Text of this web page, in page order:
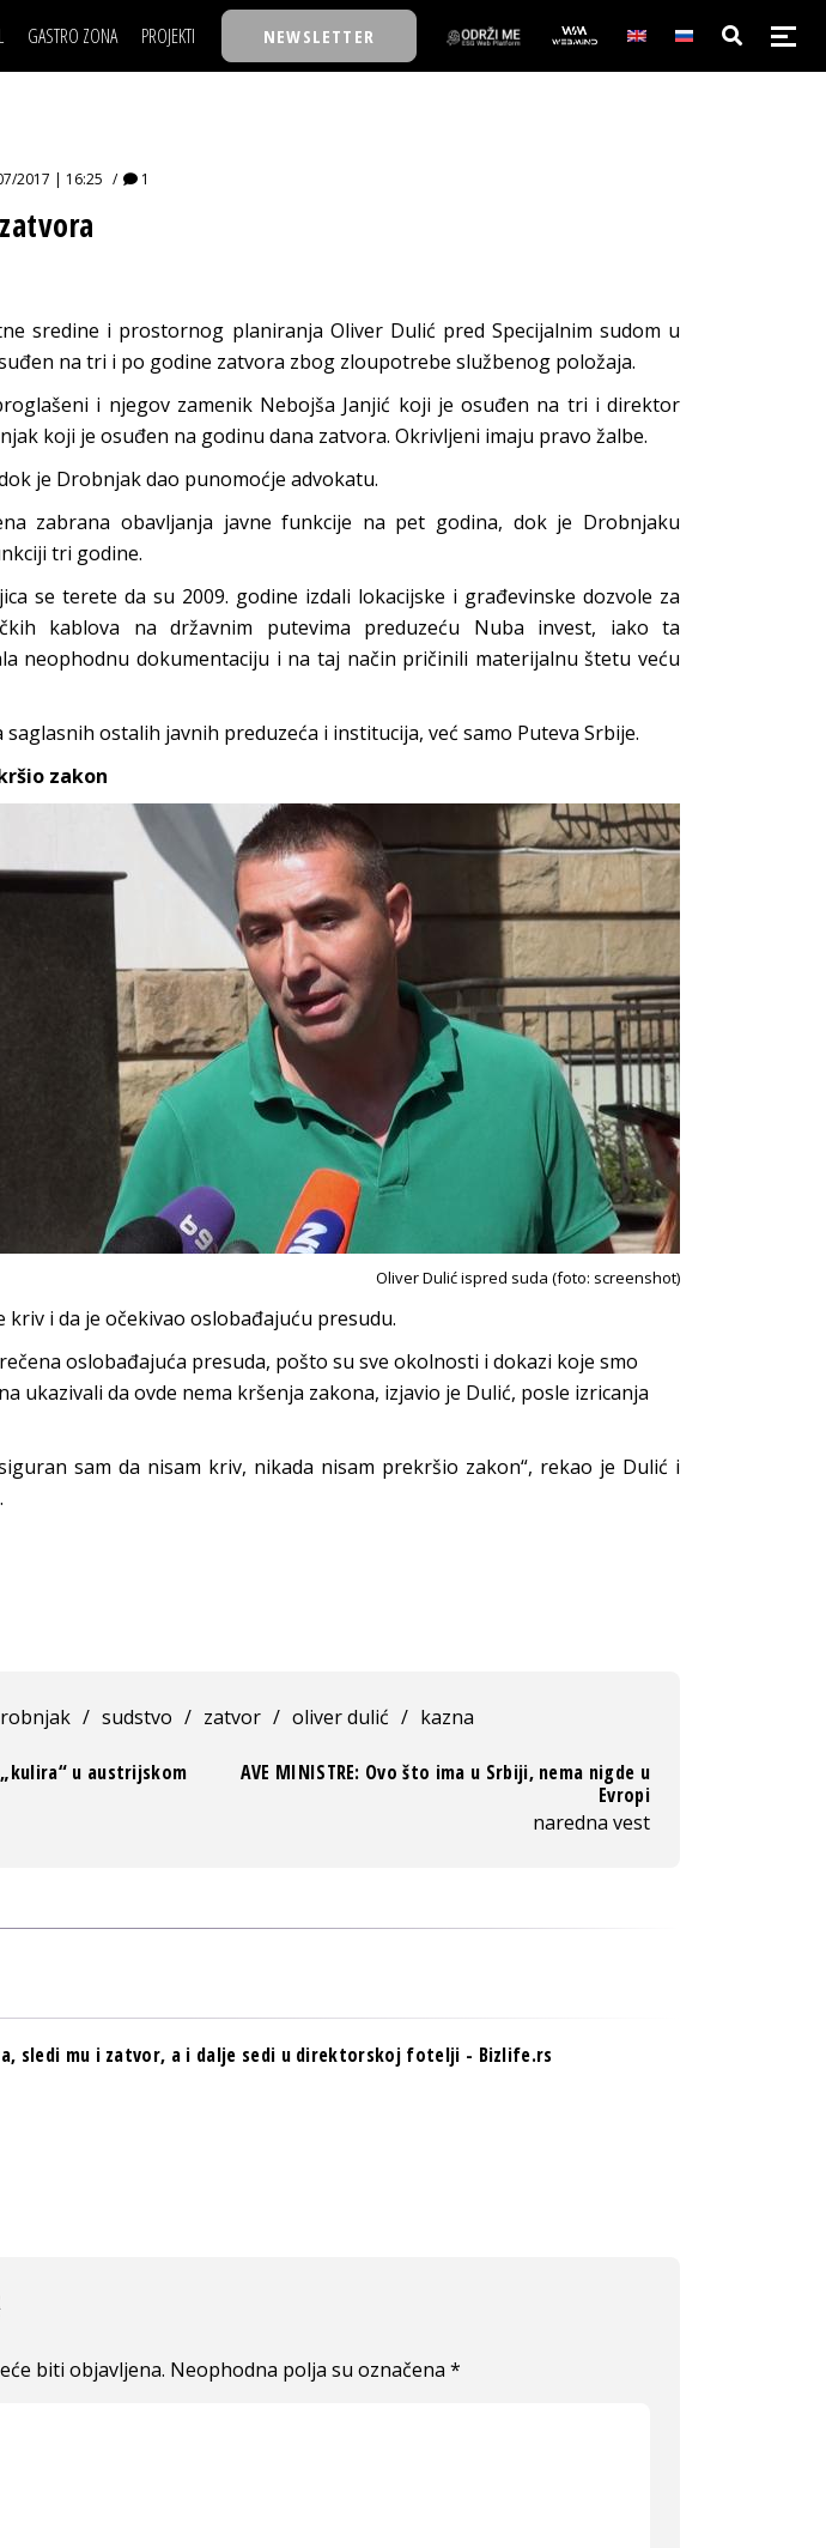
GASTRO ZONA PROJEKTI
BIZKOLEGIJUM
BMW BIZNIS LIGA
BIZLIFE WEEK
IZJAVA GODINE
NEWSLETTER
NAJKOLEGA
BIZLIFE WEEK
2017 | 16:25 1
sredine i prostornog planiranja Oliver Dulić pred Specijalnim sudom u
na tri i po godine zatvora zbog zloupotrebe službenog položaja.
i njegov zamenik Nebojša Janjić koji je osuđen na tri i direktor
koji je osuđen na godinu dana zatvora. Okrivljeni imaju pravo žalbe.
je Drobnjak dao punomoćje advokatu.
zabrana obavljanja javne funkcije na pet godina, dok je Drobnjaku
tri godine.
se terete da su 2009. godine izdali lokacijske i građevinske dozvole za
kablova na državnim putevima preduzeću Nuba invest, iako ta
neophodnu dokumentaciju i na taj način pričinili materijalnu štetu veću
ostalih javnih preduzeća i institucija, već samo Puteva Srbije.
zakon
Oliver Dulić ispred suda (foto: screenshot)
kriv i da je očekivao oslobađajuću presudu.
oslobađajuća presuda, pošto su sve okolnosti i dokazi koje smo
ukazivali da ovde nema kršenja zakona, izjavio je Dulić, posle izricanja
sam da nisam kriv, nikada nisam prekršio zakon“, rekao je Dulić i
/ sudstvo / zatvor / oliver dulić / kazna
„kulira“ u austrijskom
AVE MINISTRE: Ovo što ima u Srbiji, nema nigde u
Evropi
naredna vest
sledi mu i zatvor, a i dalje sedi u direktorskoj fotelji - Bizlife.rs
biti objavljena. Neophodna polja su označena *